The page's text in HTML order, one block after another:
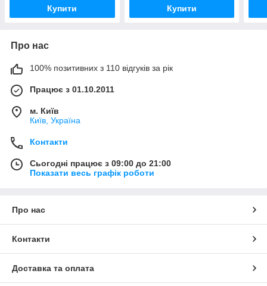
Купити Купити
Про нас
100% позитивних з 110 відгуків за рік
Працює з 01.10.2011
м. Київ
Київ, Україна
Контакти
Сьогодні працює з 09:00 до 21:00
Показати весь графік роботи
Про нас
Контакти
Доставка та оплата